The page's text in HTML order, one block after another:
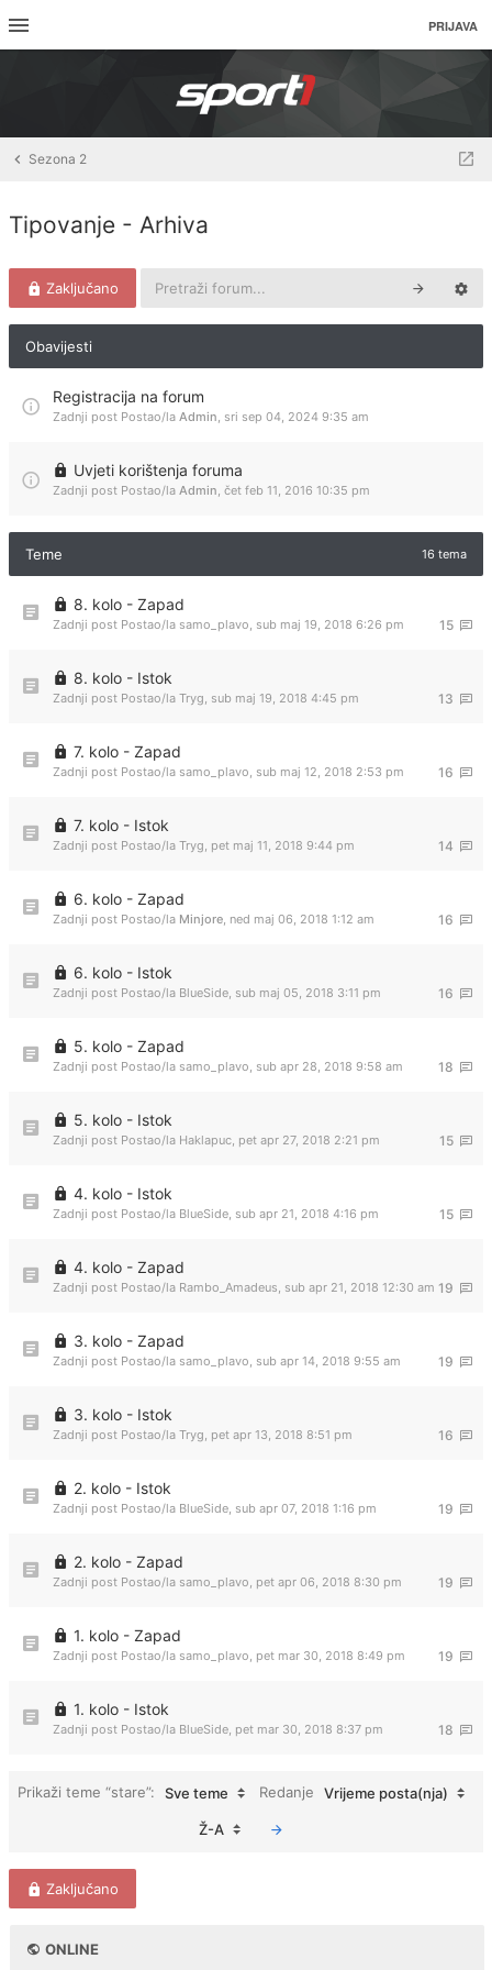
PRIJAVA
Sezona 2
Tipovanje - Arhiva
Zaključano
Obavijesti
Registracija na forum
Zadnji post Postao/la Admin, sri sep 04, 2024 9:35 am
Uvjeti korištenja foruma
Zadnji post Postao/la Admin, čet feb 11, 2016 10:35 pm
Teme 16 tema
8. kolo - Zapad
15
Zadnji post Postao/la samo_plavo, sub maj 19, 2018 6:26 pm
8. kolo - Istok
13
Zadnji post Postao/la Tryg, sub maj 19, 2018 4:45 pm
7. kolo - Zapad
16
Zadnji post Postao/la samo_plavo, sub maj 12, 2018 2:53 pm
7. kolo - Istok
14
Zadnji post Postao/la Tryg, pet maj 11, 2018 9:44 pm
6. kolo - Zapad
16
Zadnji post Postao/la Minjore, ned maj 06, 2018 1:12 am
6. kolo - Istok
16
Zadnji post Postao/la BlueSide, sub maj 05, 2018 3:11 pm
5. kolo - Zapad
18
Zadnji post Postao/la samo_plavo, sub apr 28, 2018 9:58 am
5. kolo - Istok
15
Zadnji post Postao/la Haklapuc, pet apr 27, 2018 2:21 pm
4. kolo - Istok
15
Zadnji post Postao/la BlueSide, sub apr 21, 2018 4:16 pm
4. kolo - Zapad
19
Zadnji post Postao/la Rambo_Amadeus, sub apr 21, 2018 12:30 am
3. kolo - Zapad
19
Zadnji post Postao/la samo_plavo, sub apr 14, 2018 9:55 am
3. kolo - Istok
16
Zadnji post Postao/la Tryg, pet apr 13, 2018 8:51 pm
2. kolo - Istok
19
Zadnji post Postao/la BlueSide, sub apr 07, 2018 1:16 pm
2. kolo - Zapad
19
Zadnji post Postao/la samo_plavo, pet apr 06, 2018 8:30 pm
1. kolo - Zapad
19
Zadnji post Postao/la samo_plavo, pet mar 30, 2018 8:49 pm
1. kolo - Istok
18
Zadnji post Postao/la BlueSide, pet mar 30, 2018 8:37 pm
Prikaži teme “stare”: Sve teme Redanje Vrijeme posta(nja)
Ž-A
Zaključano
ONLINE